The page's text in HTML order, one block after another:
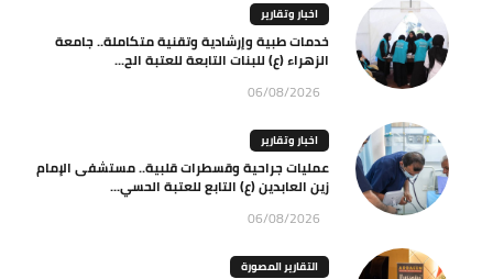
اخبار وتقارير
خدمات طبية وإرشادية وتقنية متكاملة.. جامعة
الزهراء (ع) للبنات التابعة للعتبة الح...
06/08/2026
اخبار وتقارير
عمليات جراحية وقسطرات قلبية.. مستشفى الإمام
زين العابدين (ع) التابع للعتبة الحسي...
06/08/2026
التقارير المصورة